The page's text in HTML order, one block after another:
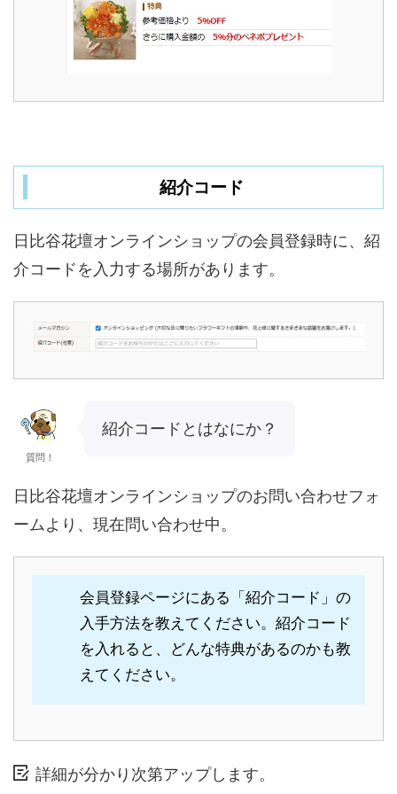
紹介コード
日比谷花壇オンラインショップの会員登録時に、紹
介コードを入力する場所があります。
質問！
紹介コードとはなにか？
日比谷花壇オンラインショップのお問い合わせフォ
ームより、現在問い合わせ中。
会員登録ページにある「紹介コード」の
入手方法を教えてください。紹介コード
を入れると、どんな特典があるのかも教
えてください。
詳細が分かり次第アップします。